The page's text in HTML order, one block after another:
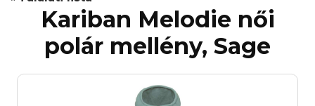
Kariban Melodie női
polár mellény, Sage